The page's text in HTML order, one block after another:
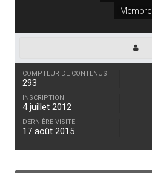
Membre
COMPTEUR DE CONTENUS
293
INSCRIPTION
4 juillet 2012
DERNIÈRE VISITE
17 août 2015